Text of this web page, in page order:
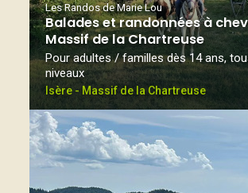
Les Randos de Marie Lou
Balades et randonnées à
Massif de la Chartreuse
Pour adultes / familles dès 14 ans,
niveaux
Isère - Massif de la Chartreuse